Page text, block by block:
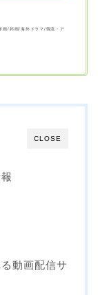
画/邦画/海外ドラマ/韓流・ア
CLOSE
動画配信サ